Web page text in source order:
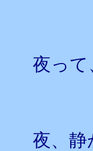
夜っ
夜、